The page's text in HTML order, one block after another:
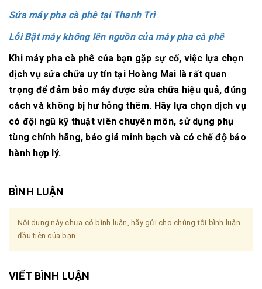
Sửa máy pha cà phê tại Thanh Trì
Lỗi Bật máy không lên nguồn của máy pha cà phê
Khi máy pha cà phê của bạn gặp sự cố, việc lựa chọn
dịch vụ sửa chữa uy tín tại Hoàng Mai là rất quan
trọng để đảm bảo máy được sửa chữa hiệu quả, đúng
cách và không bị hư hỏng thêm. Hãy lựa chọn dịch vụ
có đội ngũ kỹ thuật viên chuyên môn, sử dụng phụ
tùng chính hãng, báo giá minh bạch và có chế độ bảo
hành hợp lý.
BÌNH LUẬN
Nội dung này chưa có bình luận, hãy gửi cho chúng tôi bình luận
đầu tiên của bạn.
VIẾT BÌNH LUẬN